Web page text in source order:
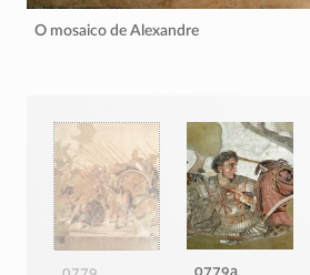
O mosaico de Alexandre
0779a